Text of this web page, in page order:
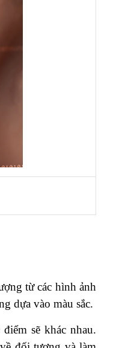
từ các hình ảnh
dựa vào màu sắc.
sẽ khác nhau.